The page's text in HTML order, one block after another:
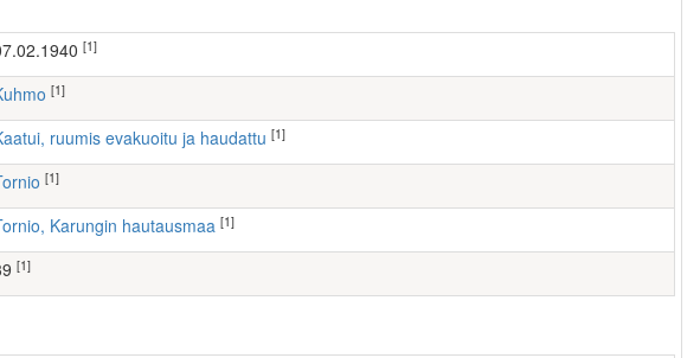
07.02.1940 [1]
Kuhmo [1]
Kaatui, ruumis evakuoitu ja haudattu [1]
Tornio [1]
Tornio, Karungin hautausmaa [1]
39 [1]